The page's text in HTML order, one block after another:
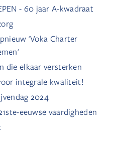
- 60 jaar A-kwadraat
'Voka Charter
die elkaar versterken
integrale kwaliteit!
2024
eeuwse vaardigheden